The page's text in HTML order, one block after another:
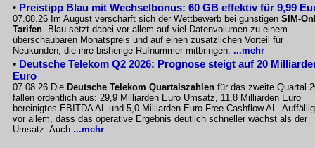
• Preistipp Blau mit Wechselbonus: 60 GB effektiv für 9,99
07.08.26 Im August verschärft sich der Wettbewerb bei günstigen SIM-
Tarifen. Blau setzt dabei vor allem auf viel Datenvolumen zu einem
überschaubaren Monatspreis und auf einen zusätzlichen Vorteil für
Neukunden, die ihre bisherige Rufnummer mitbringen. ...mehr
• Deutsche Telekom Q2 2026: Prognose steigt auf 20
Euro
07.08.26 Die Deutsche Telekom Quartalszahlen für das zweite Quartal
fallen ordentlich aus: 29,9 Milliarden Euro Umsatz, 11,8 Milliarden Euro
bereinigtes EBITDA AL und 5,0 Milliarden Euro Free Cashflow AL.
vor allem, dass das operative Ergebnis deutlich schneller wächst als der
Umsatz. Auch ...mehr